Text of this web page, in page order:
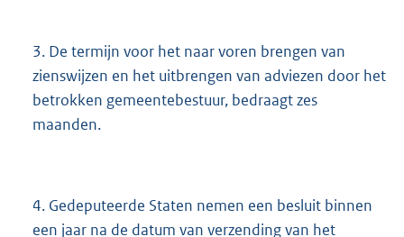
3. De termijn voor het naar voren brengen van
zienswijzen en het uitbrengen van adviezen door het
betrokken gemeentebestuur, bedraagt zes
maanden.
4. Gedeputeerde Staten nemen een besluit binnen
een jaar na de datum van verzending van het